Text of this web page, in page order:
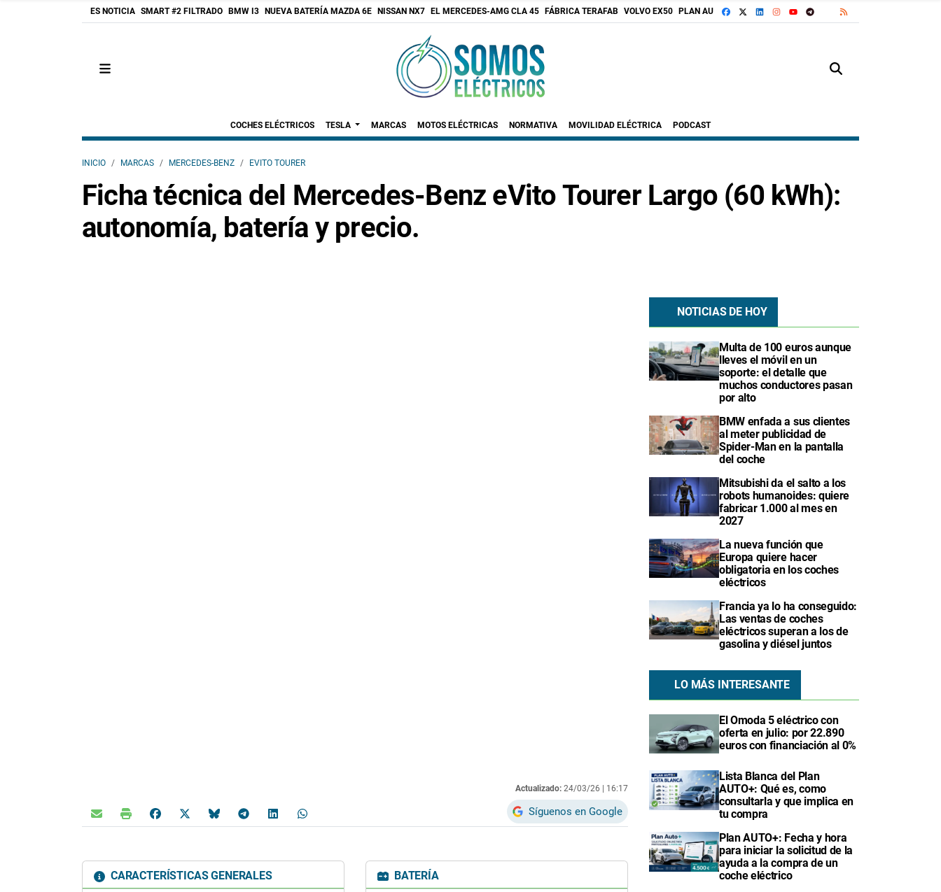
ES NOTICIA SMART #2 FILTRADO BMW I3 NUEVA BATERÍA MAZDA 6E NISSAN NX7 EL MERCEDES-AMG CLA 45 FÁBRICA TERAFAB VOLVO EX50 PLAN AUTO+FACEBOOKLINKEDININSTAGRAM
YOUTUBE
TELEGRAM
GOOGLE DISCOVER
COCHES ELÉCTRICOS TESLA MARCAS MOTOS ELÉCTRICAS NORMATIVA MOVILIDAD ELÉCTRICA PODCAST
INICIO MARCAS MERCEDES-BENZ EVITO TOURER
Ficha técnica del Mercedes-Benz eVito Tourer Largo (60 kWh):
autonomía, batería y precio.
Actualizado: 24/03/26 | 16:17
Síguenos en Google
CARACTERÍSTICAS GENERALES BATERÍA
NOTICIAS DE HOY
Multa de 100 euros aunque
lleves el móvil en un
soporte: el detalle que
muchos conductores pasan
por alto
BMW enfada a sus clientes
al meter publicidad de
Spider-Man en la pantalla
del coche
Mitsubishi da el salto a los
robots humanoides: quiere
fabricar 1.000 al mes en
2027
La nueva función que
Europa quiere hacer
obligatoria en los coches
eléctricos
Francia ya lo ha conseguido:
Las ventas de coches
eléctricos superan a los de
gasolina y diésel juntos
LO MÁS INTERESANTE
El Omoda 5 eléctrico con
oferta en julio: por 22.890
euros con financiación al 0%
Lista Blanca del Plan
AUTO+: Qué es, como
consultarla y que implica en
tu compra
Plan AUTO+: Fecha y hora
para iniciar la solicitud de la
ayuda a la compra de un
coche eléctrico